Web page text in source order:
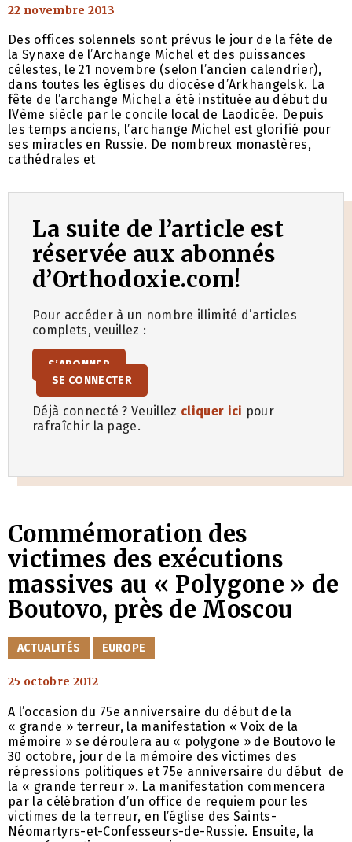
22 novembre 2013
Des offices solennels sont prévus le jour de la fête de
la Synaxe de l’Archange Michel et des puissances
célestes, le 21 novembre (selon l’ancien calendrier),
dans toutes les églises du diocèse d’Arkhangelsk. La
fête de l’archange Michel a été instituée au début du
IVème siècle par le concile local de Laodicée. Depuis
les temps anciens, l’archange Michel est glorifié pour
ses miracles en Russie. De nombreux monastères,
cathédrales et
La suite de l’article est
réservée aux abonnés
d’Orthodoxie.com!
Pour accéder à un nombre illimité d’articles
complets, veuillez :
S’ABONNER
SE CONNECTER
Déjà connecté ? Veuillez cliquer ici pour
rafraîchir la page.
Commémoration des
victimes des exécutions
massives au « Polygone » de
Boutovo, près de Moscou
CATÉGORIES
ACTUALITÉS EUROPE
25 octobre 2012
A l’occasion du 75e anniversaire du début de la
« grande » terreur, la manifestation « Voix de la
mémoire » se déroulera au « polygone » de Boutovo le
30 octobre, jour de la mémoire des victimes des
répressions politiques et 75e anniversaire du début de
la « grande terreur ». La manifestation commencera
par la célébration d’un office de requiem pour les
victimes de la terreur, en l’église des Saints-
Néomartyrs-et-Confesseurs-de-Russie. Ensuite, la